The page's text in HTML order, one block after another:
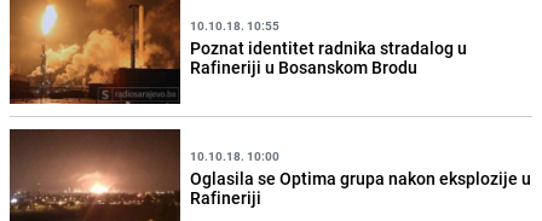
10.10.18. 10:55
Poznat identitet radnika stradalog u
Rafineriji u Bosanskom Brodu
10.10.18. 10:00
Oglasila se Optima grupa nakon eksplozije u
Rafineriji